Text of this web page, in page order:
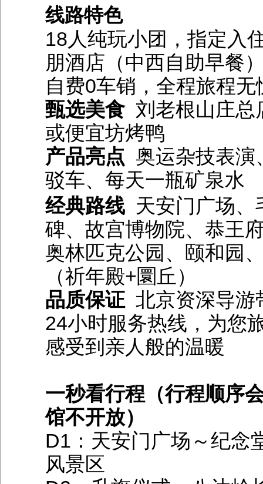
线路特色
18人纯玩小团，指定入
朋酒店（中西自助早餐
自费0车销，全程旅程无
甄选美食刘老根山庄总
或便宜坊烤鸭
产品亮点 奥运杂技表演
驳车、每天一瓶矿泉水
经典路线天安门广场、
碑、故宫博物院、恭王
奥林匹克公园、颐和园
（祈年殿+圜丘）
品质保证北京资深导游
24小时服务热线，为您
感受到亲人般的温暖
一秒看行程（行程顺序
馆不开放）
D1：天安门广场～纪念
风景区